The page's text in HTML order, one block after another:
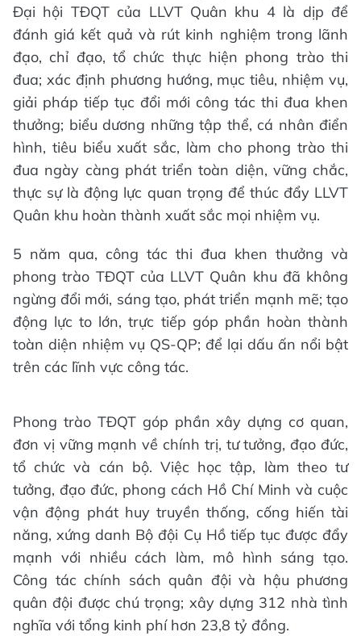
Đại hội TĐQT của LLVT Quân khu 4 là dịp để
đánh giá kết quả và rút kinh nghiệm trong lãnh
đạo, chỉ đạo, tổ chức thực hiện phong trào thi
đua; xác định phương hướng, mục tiêu, nhiệm vụ,
giải pháp tiếp tục đổi mới công tác thi đua khen
thưởng; biểu dương những tập thể, cá nhân điển
hình, tiêu biểu xuất sắc, làm cho phong trào thi
đua ngày càng phát triển toàn diện, vững chắc,
thực sự là động lực quan trọng để thúc đẩy LLVT
Quân khu hoàn thành xuất sắc mọi nhiệm vụ.
5 năm qua, công tác thi đua khen thưởng và
phong trào TĐQT của LLVT Quân khu đã không
ngừng đổi mới, sáng tạo, phát triển mạnh mẽ; tạo
động lực to lớn, trực tiếp góp phần hoàn thành
toàn diện nhiệm vụ QS-QP; để lại dấu ấn nổi bật
trên các lĩnh vực công tác.
Phong trào TĐQT góp phần xây dựng cơ quan,
đơn vị vững mạnh về chính trị, tư tưởng, đạo đức,
tổ chức và cán bộ. Việc học tập, làm theo tư
tưởng, đạo đức, phong cách Hồ Chí Minh và cuộc
vận động phát huy truyền thống, cống hiến tài
năng, xứng danh Bộ đội Cụ Hồ tiếp tục được đẩy
mạnh với nhiều cách làm, mô hình sáng tạo.
Công tác chính sách quân đội và hậu phương
quân đội được chú trọng; xây dựng 312 nhà tình
nghĩa với tổng kinh phí hơn 23,8 tỷ đồng.